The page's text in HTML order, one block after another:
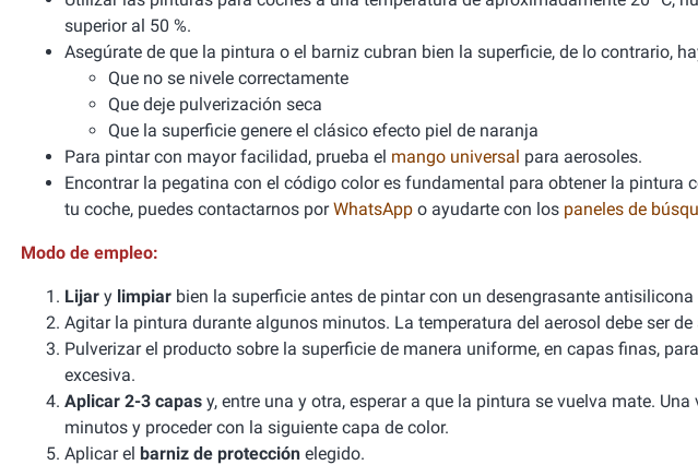
superior al 50 %.
Asegúrate de que la pintura o el barniz cubran bien la superficie, de lo contrario,
Que no se nivele correctamente
Que deje pulverización seca
Que la superficie genere el clásico efecto piel de naranja
Para pintar con mayor facilidad, prueba el mango universal para aerosoles.
Encontrar la pegatina con el código color es fundamental para obtener la pintura
tu coche, puedes contactarnos porWhatsApp o ayudarte con los paneles de
Modo de empleo:
Lijar y limpiar bien la superficie antes de pintar con un desengrasante antisilicona
Agitar la pintura durante algunos minutos. La temperatura del aerosol debe ser de
Pulverizar el producto sobre la superficie de manera uniforme, en capas finas,
excesiva.
Aplicar 2-3 capas y, entre una y otra, esperar a que la pintura se vuelva mate.
minutos y proceder con la siguiente capa de color.
Aplicar el barniz de protección elegido.